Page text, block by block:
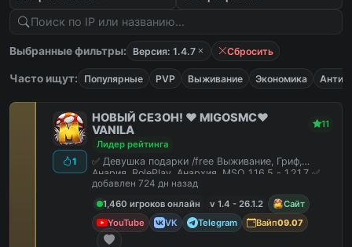
Выбранные фильтры: Версия: 1.4.7 Сбросить
Часто ищут: Популярные PVP Выживание Экономика
1
НОВЫЙ СЕЗОН! ❤️ MIGOSMC❤️
VANILA
11
Лидер рейтинга
✅ Девушка подарки /free Выживание, Гриф,
Анария, RolePlay, Анархия, MSO 1.16.5 - 1.21.7 ✅
добавлен 724 дн назад
1,460 игроков онлайн
v 1.4 - 26.1.2
Сайт
YouTube
VK Telegram Вайп09.07